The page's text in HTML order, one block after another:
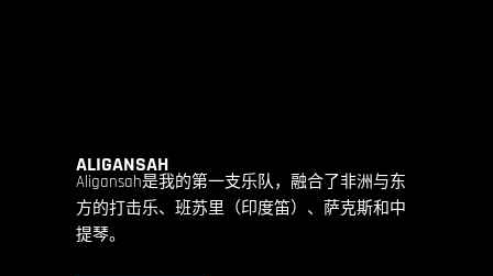
ALIGANSAH
Aligansah是我的第一支乐队，融合了非洲与东
方的打击乐、班苏里（印度笛）、萨克斯和中
提琴。